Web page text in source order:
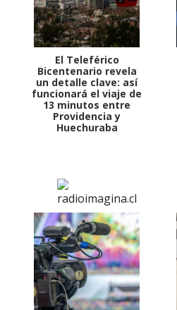
El Teleférico
Bicentenario revela
un detalle clave: así
funcionará el viaje de
13 minutos entre
Providencia y
Huechuraba